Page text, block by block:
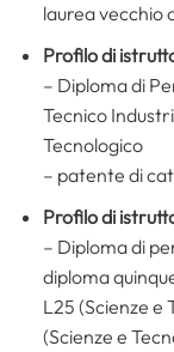
laurea vecchio
Profilo di
– Diploma di
Tecnico
Tecnologico
– patente di
Profilo di
– Diploma di
diploma
L25 (Scienze e
(Scienze e